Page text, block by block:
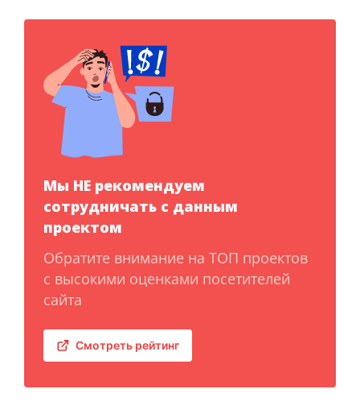
Мы НЕ рекомендуем
сотрудничать с данным
проектом
Обратите внимание на ТОП проектов
с высокими оценками посетителей
сайта
Смотреть рейтинг